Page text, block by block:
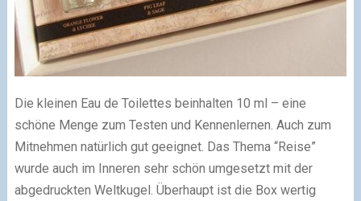
Die kleinen Eau de Toilettes beinhalten 10 ml – eine
schöne Menge zum Testen und Kennenlernen. Auch zum
Mitnehmen natürlich gut geeignet. Das Thema “Reise”
wurde auch im Inneren sehr schön umgesetzt mit der
abgedruckten Weltkugel. Überhaupt ist die Box wertig